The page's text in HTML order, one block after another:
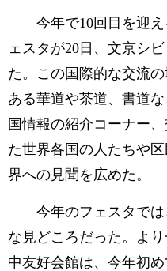
今年で10回目を迎え
ェスタが20日、文京シ
た。この国際的な交流
ある華道や茶道、書道
国情報の紹介コーナー
た世界各国の人たちや
界への見聞を広めた。
今年のフェスタでは
な見どころだった。よ
中友好会館は、今年初